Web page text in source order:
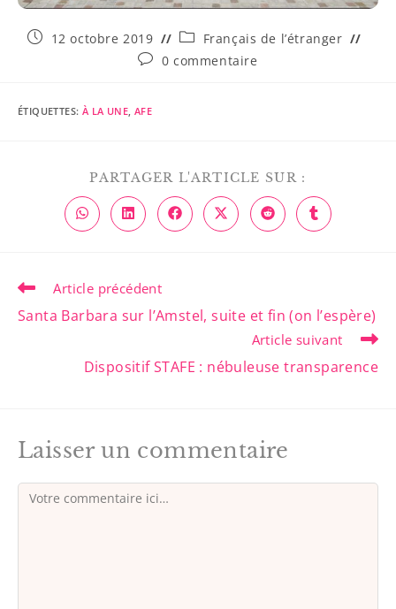
12 octobre 2019
Français de l’étranger
0 commentaire
ÉTIQUETTES: À LA UNE AFE
PARTAGER L'ARTICLE SUR :
Article précédent
Santa Barbara sur l’Amstel, suite et fin (on l’espère)
Article suivant
Dispositif STAFE : nébuleuse transparence
Laisser un commentaire